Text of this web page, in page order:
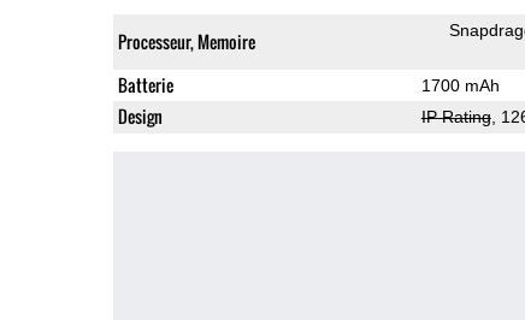
Processeur, Memoire
Batterie 1700 mAh
Design IP Rating,